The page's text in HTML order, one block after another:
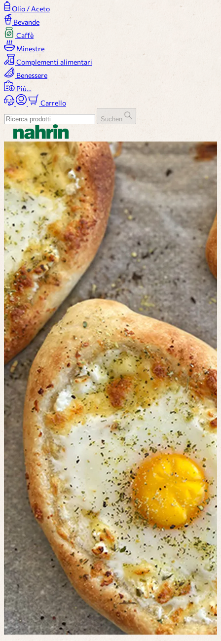
Olio / Aceto
Bevande
Caffè
Minestre
Complementi alimentari
Benessere
Più…
Carrello
Suchen